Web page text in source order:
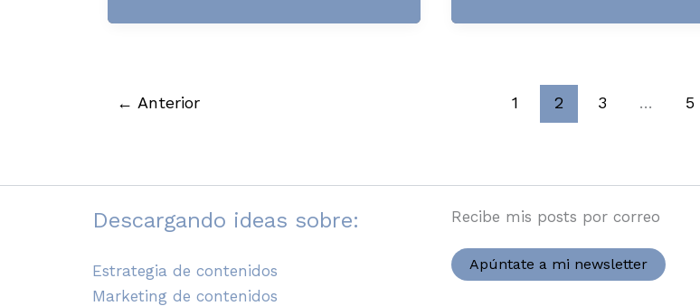
elegir
de
las
empresas
← Anterior 1 2 3 … 5
Descargando ideas sobre:
Estrategia de contenidos
Marketing de contenidos
Recibe mis posts por correo
Apúntate a mi newsletter